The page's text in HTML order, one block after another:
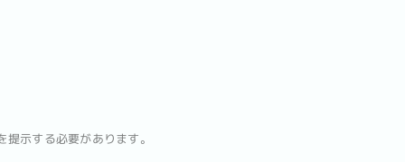
示する必要があります。